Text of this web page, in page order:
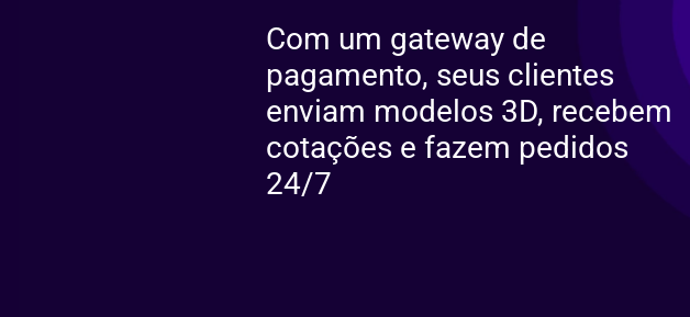
Com um gateway de
pagamento, seus clientes
enviam modelos 3D, recebem
cotações e fazem pedidos
24/7